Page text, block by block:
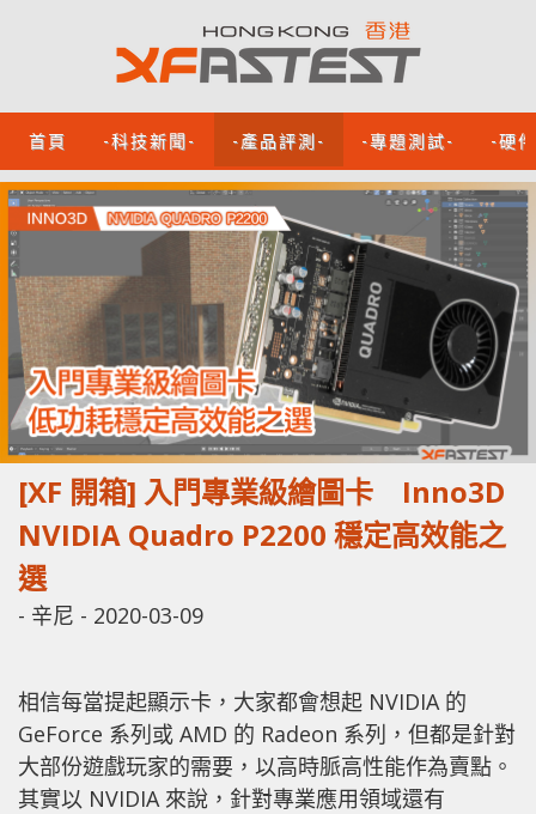
首頁 -科技新聞- -產品評測- -專題測試- -硬
[XF 開箱] 入門專業級繪圖卡 Inno3D
NVIDIA Quadro P2200 穩定高效能之
選
- 辛尼 - 2020-03-09
相信每當提起顯示卡，大家都會想起 NVIDIA 的
GeForce 系列或 AMD 的 Radeon 系列，但都是針對
大部份遊戲玩家的需要，以高時脈高性能作為賣點。
其實以 NVIDIA 來說，針對專業應用領域還有